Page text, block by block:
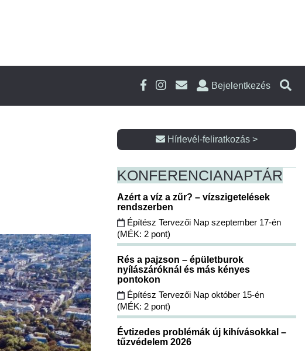
Bejelentkezés
Hírlevél-feliratkozás >
KONFERENCIANAPTÁR
Azért a víz a zűr? – vízszigetelések
rendszerben
Építész Tervezői Nap szeptember 17-én
(MÉK: 2 pont)
Rés a pajzson – épületburok
nyílászáróknál és más kényes
pontokon
Építész Tervezői Nap október 15-én
(MÉK: 2 pont)
Évtizedes problémák új kihívásokkal –
tűzvédelem 2026